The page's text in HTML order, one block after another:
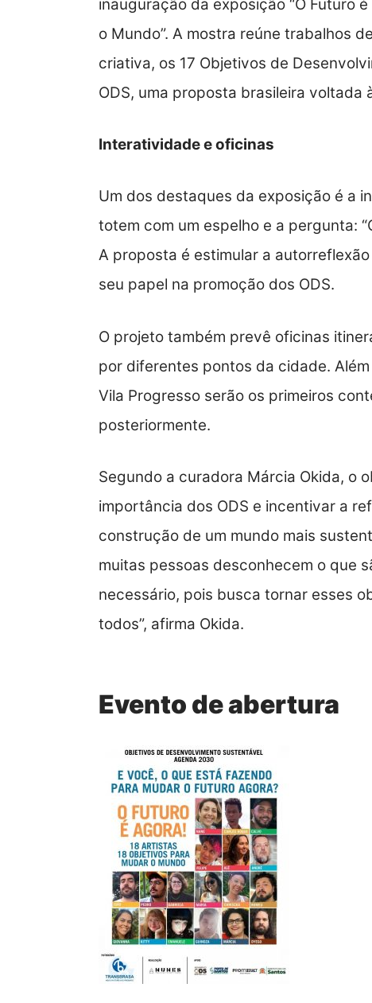
inauguração da exposição “O Futuro
o Mundo”. A mostra reúne trabalhos
criativa, os 17 Objetivos de
ODS, uma proposta brasileira voltada
Interatividade e oficinas
Um dos destaques da exposição é a
totem com um espelho e a pergunta:
A proposta é estimular a
seu papel na promoção dos ODS.
O projeto também prevê oficinas
por diferentes pontos da cidade.
Vila Progresso serão os primeiros
posteriormente.
Segundo a curadora Márcia Okida, o
importância dos ODS e incentivar a
construção de um mundo mais
muitas pessoas desconhecem o que
necessário, pois busca tornar esses
todos”, afirma Okida.
Evento de abertura